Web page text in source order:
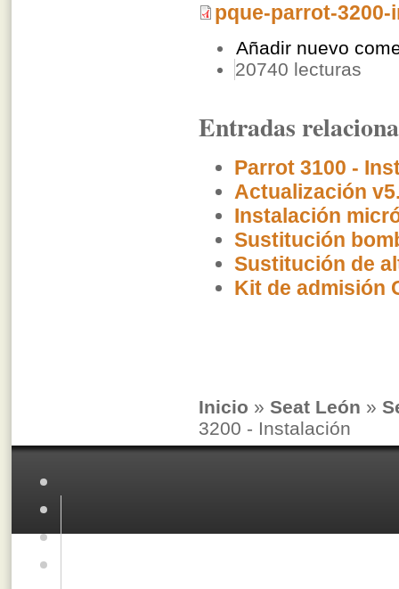
pque-parrot-
Añadir nuevo
20740 lecturas
Entradas
Parrot 3100 -
Actualización
Instalación
Sustitución
Sustitución de
Kit de admisión
Inicio » Seat León »
3200 - Instalación